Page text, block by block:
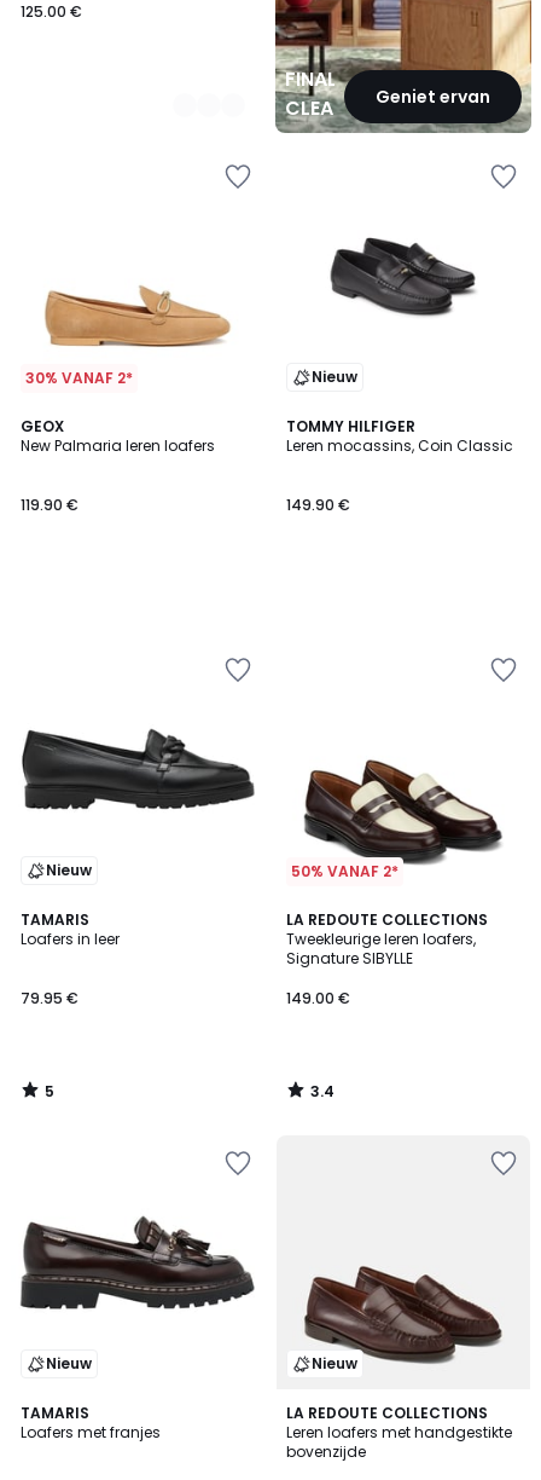
125.00 €
FINAL
CLEARANCEGeniet ervan
30% VANAF 2*
GEOX
New Palmaria leren loafers
119.90 €
Nieuw
TOMMY HILFIGER
Leren mocassins, Coin Classic
149.90 €
Nieuw
TAMARIS
Loafers in leer
79.95 €
5
/
5
/
50% VANAF 2*
LA REDOUTE COLLECTIONS
Tweekleurige leren loafers,
Signature SIBYLLE
149.00 €
3.4
/ 5
3.4
/
Nieuw
TAMARIS
Loafers met franjes
Nieuw
LA REDOUTE COLLECTIONS
Leren loafers met handgestikte
bovenzijde